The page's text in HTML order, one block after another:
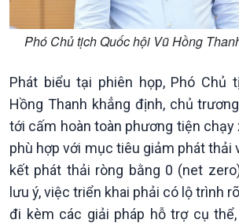
Kinh tế
Trước giờ mở cửa
Dòng chảy Kinh tế
Sức sống hàng Việt
Khởi nghiệp
Tuyên chiến với gian lận
thương mại
Nông
đảo
Mùa vàng
Biển
Tâm
đảo
Tìm
Nam
Phó Chủ tịch Quốc hội Vũ Hồng
Phát biểu tại phiên họp, Phó Chủ
Hồng Thanh khẳng định, chủ
tới cấm hoàn toàn phương tiện chạy
phù hợp với mục tiêu giảm phát thải
kết phát thải ròng bằng 0 (net
lưu ý, việc triển khai phải có lộ trình
đi kèm các giải pháp hỗ trợ cụ